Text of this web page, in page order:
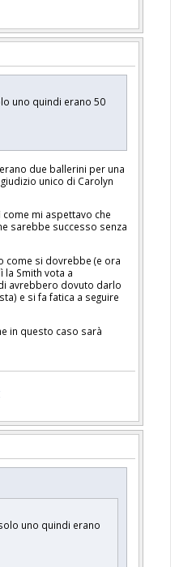
uno quindi erano 50
due ballerini per una
unico di Carolyn
mi aspettavo che
sarebbe successo senza
come si dovrebbe (e ora
la Smith vota a
avrebbero dovuto darlo
e si fa fatica a seguire
in questo caso sarà
uno quindi erano